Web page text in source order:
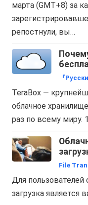
марта (GMT+8) за
репостнули, вы…
『
TeraBox —
облачное
раз по всему миру.
File
Для пользователей
загрузка является